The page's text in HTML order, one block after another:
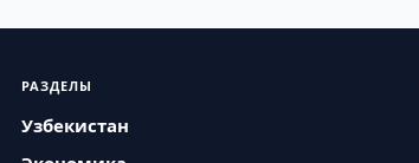
РАЗДЕЛЫ
Узбекистан